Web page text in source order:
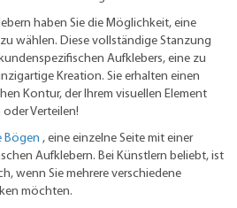
haben Sie die Möglichkeit, eine
zu wählen. Diese vollständige Stanzung
Aufklebers, eine zu
Kreation. Sie erhalten einen
Kontur, der Ihrem visuellen Element
Verteilen!
Bögen , eine einzelne Seite mit einer
Aufklebern. Bei Künstlern beliebt, ist
wenn Sie mehrere verschiedene
möchten.